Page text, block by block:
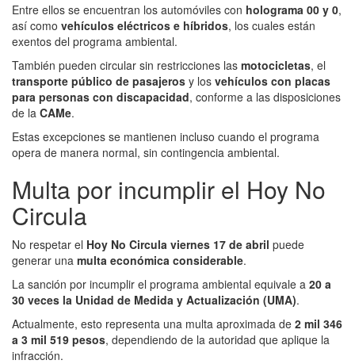
Entre ellos se encuentran los automóviles con holograma 00 y 0,
así como vehículos eléctricos e híbridos, los cuales están
exentos del programa ambiental.
También pueden circular sin restricciones las motocicletas, el
transporte público de pasajeros y los vehículos con placas
para personas con discapacidad, conforme a las disposiciones
de la CAMe.
Estas excepciones se mantienen incluso cuando el programa
opera de manera normal, sin contingencia ambiental.
Multa por incumplir el Hoy No
Circula
No respetar el Hoy No Circula viernes 17 de abril puede
generar una multa económica considerable.
La sanción por incumplir el programa ambiental equivale a 20 a
30 veces la Unidad de Medida y Actualización (UMA).
Actualmente, esto representa una multa aproximada de 2 mil 346
a 3 mil 519 pesos, dependiendo de la autoridad que aplique la
infracción.